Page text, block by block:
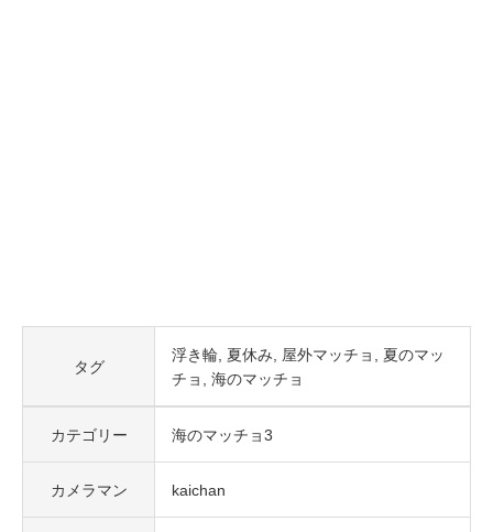
タグ
浮き輪 夏休み 屋外マッチョ
夏のマッ
チョ
海のマッチョ
カテゴリー 海のマッチョ3
カメラマン kaichan